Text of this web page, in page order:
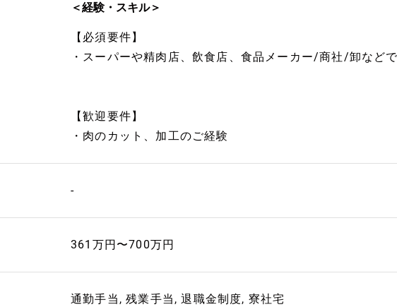
＜経験・スキル＞
【必須要件】
・スーパーや精肉店、飲食店、食品メーカー/商社/卸など
【歓迎要件】
・肉のカット、加工のご経験
-
361万円〜700万円
通勤手当, 残業手当, 退職金制度, 寮社宅